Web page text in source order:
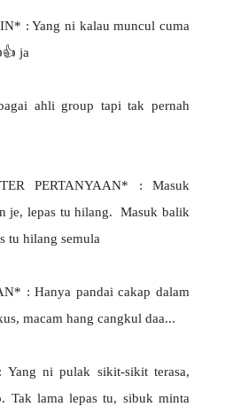
: Yang ni kalau muncul cuma
ja
ahli group tapi tak pernah
PERTANYAAN* : Masuk
je, lepas tu hilang. Masuk balik
tu hilang semula
: Hanya pandai cakap dalam
macam hang cangkul daa...
ni pulak sikit-sikit terasa,
Tak lama lepas tu, sibuk minta